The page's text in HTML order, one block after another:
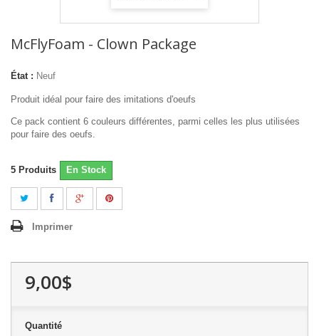
McFlyFoam - Clown Package
État : Neuf
Produit idéal pour faire des imitations d'oeufs
Ce pack contient 6 couleurs différentes, parmi celles les plus utilisées
pour faire des oeufs.
5 Produits En Stock
Imprimer
9,00$
Quantité